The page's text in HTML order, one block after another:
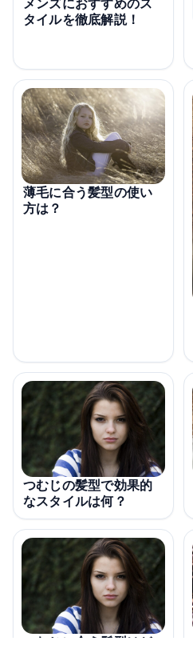
タイルを徹底解説！
薄毛に合う髪型の使い
方は？
つむじの髪型で効果的
なスタイルは何？
つむじに合う髪型はど